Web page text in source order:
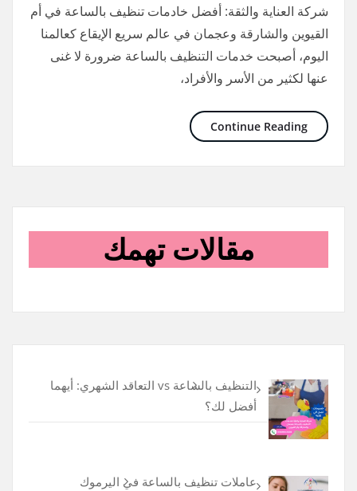
شركة العناية والثقة: أفضل خادمات تنظيف بالساعة في أم
القيوين والشارقة وعجمان في عالم سريع الإيقاع كعالمنا
اليوم، أصبحت خدمات التنظيف بالساعة ضرورة لا غنى
عنها لكثير من الأسر والأفراد،
Continue Reading
مقالات تهمك
التنظيف بالساعة vs التعاقد الشهري: أيهما
أفضل لك؟
عاملات تنظيف بالساعة في اليرموك